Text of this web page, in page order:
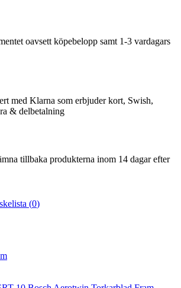
oavsett köpebelopp samt 1-3 vardagars
med Klarna som erbjuder kort, Swish,
& delbetalning
tillbaka produkterna inom 14 dagar efter
(0)